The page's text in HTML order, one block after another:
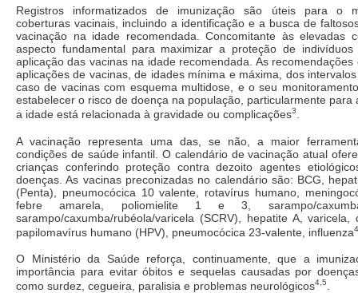
Registros informatizados de imunização são úteis para o
coberturas vacinais, incluindo a identificação e a busca de
vacinação na idade recomendada. Concomitante às elevadas
aspecto fundamental para maximizar a proteção de
aplicação das vacinas na idade recomendada. As
aplicações de vacinas, de idades mínima e máxima, dos
caso de vacinas com esquema multidose, e o seu
estabelecer o risco de doença na população, particularmente para
a idade está relacionada à gravidade ou complicações3
A vacinação representa uma das, se não, a maior
condições de saúde infantil. O calendário de vacinação atual
crianças conferindo proteção contra dezoito agentes
doenças. As vacinas preconizadas no calendário são: BCG,
(Penta), pneumocócica 10 valente, rotavírus humano,
febre amarela, poliomielite 1 e 3, sarampo/
sarampo/caxumba/rubéola/varicela (SCRV), hepatite A, varicela,
papilomavírus humano (HPV), pneumocócica 23-valente, influenza
O Ministério da Saúde reforça, continuamente, que a
importância para evitar óbitos e sequelas causadas por
como surdez, cegueira, paralisia e problemas neurológicos4,5